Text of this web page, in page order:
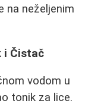
na neželjenim
i Čistač
vodom u
tonik za lice.